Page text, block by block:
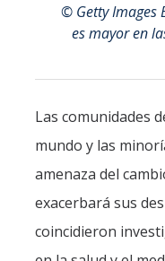
Posters
2026 Distinguished
2025 Distinguished
Central Valley Rural
2025 Fire Resilience
© Getty Images
es mayor en
Las comunidades
mundo y las
amenaza del
exacerbará sus
coincidieron